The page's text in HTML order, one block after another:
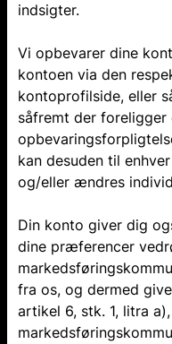
indsigter.
Vi opbevarer dine
kontoen via den
kontoprofilside, eller
såfremt der
kan desuden til
og/eller ændres
Din konto giver dig
dine præferencer
fra os, og dermed
artikel 6, stk. 1, litra